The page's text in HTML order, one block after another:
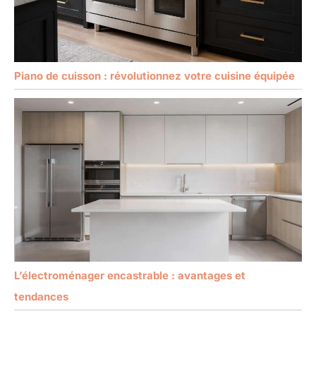
Piano de cuisson : révolutionnez votre cuisine équipée
L’électroménager encastrable : avantages et
tendances